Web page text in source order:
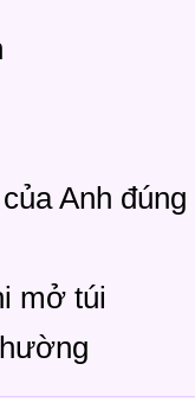
Anh đúng
mở túi